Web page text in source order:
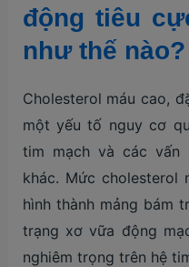
động tiêu
như thế nào?
Cholesterol máu cao,
một yếu tố nguy cơ
tim mạch và các vấn
khác. Mức cholesterol
hình thành mảng bám
trạng xơ vữa động
nghiêm trọng trên hệ